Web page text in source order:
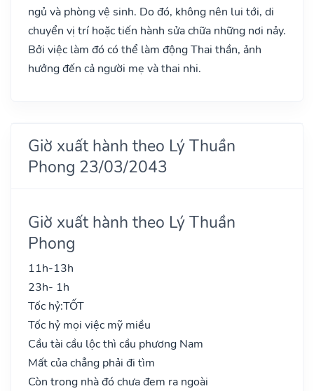
ngủ và phòng vệ sinh. Do đó, không nên lui tới, di
chuyển vị trí hoặc tiến hành sửa chữa những nơi nảy.
Bởi việc làm đó có thể làm động Thai thần, ảnh
hưởng đến cả người mẹ và thai nhi.
Giờ xuất hành theo Lý Thuần
Phong 23/03/2043
Giờ xuất hành theo Lý Thuần
Phong
11h-13h
23h- 1h
Tốc hỷ:TỐT
Tốc hỷ mọi việc mỹ miều
Cầu tài cầu lộc thì cầu phương Nam
Mất của chẳng phải đi tìm
Còn trong nhà đó chưa đem ra ngoài